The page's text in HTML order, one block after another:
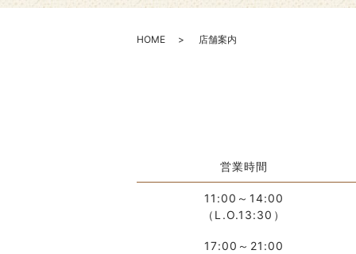
HOME 店舗案内
営業時間
11:00～14:00
（L.O.13:30）
17:00～21:00